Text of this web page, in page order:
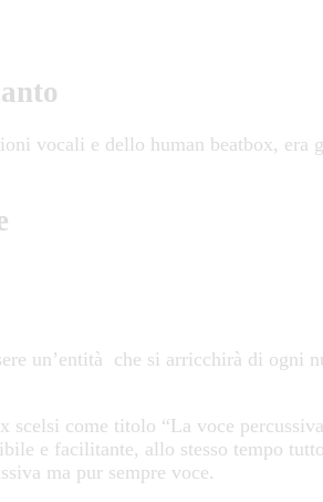
vocali e dello human beatbox, era
un’entità che si arricchirà di ogni
come titolo “La voce
e facilitante, allo stesso tempo
ma pur sempre voce.